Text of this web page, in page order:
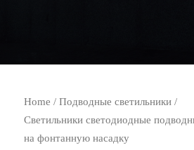
Home /Подводные светильники /
Светильники светодиодные
на фонтанную насадку